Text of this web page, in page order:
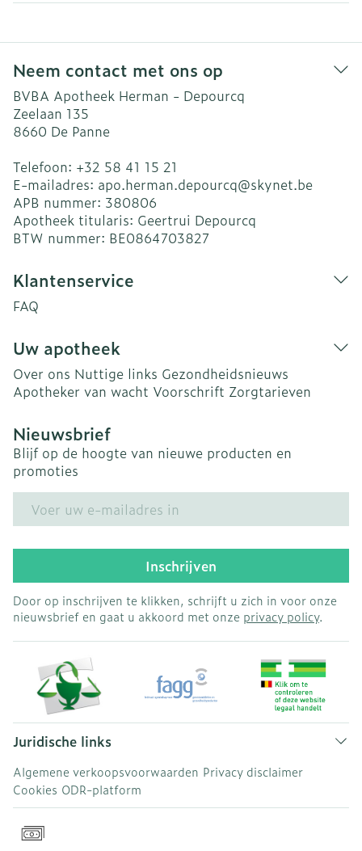
Neem contact met ons op
BVBA Apotheek Herman - Depourcq
Zeelaan 135
8660 De Panne
Telefoon: +32 58 41 15 21
E-mailadres: apo.herman.depourcq@skynet.be
APB nummer: 380806
Apotheek titularis: Geertrui Depourcq
BTW nummer: BE0864703827
Klantenservice
FAQ
Uw apotheek
Over ons Nuttige links Gezondheidsnieuws
Apotheker van wacht Voorschrift Zorgtarieven
Nieuwsbrief
Blijf op de hoogte van nieuwe producten en
promoties
Inschrijven
Door op inschrijven te klikken, schrijft u zich in voor onze
nieuwsbrief en gaat u akkoord met onze privacy policy.
Juridische links
Algemene verkoopsvoorwaarden Privacy disclaimer
Cookies ODR-platform